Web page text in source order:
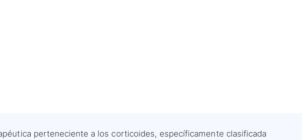
perteneciente a los corticoides, específicamente clasificada